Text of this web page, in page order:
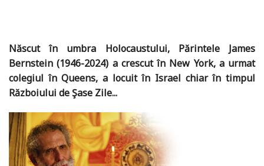
Născut în umbra Holocaustului, Părintele James
Bernstein (1946-2024) a crescut în New York, a urmat
colegiul în Queens, a locuit în Israel chiar în timpul
Războiului de Şase Zile...